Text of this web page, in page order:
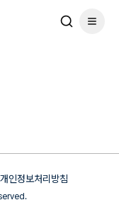
개인정보처리방침